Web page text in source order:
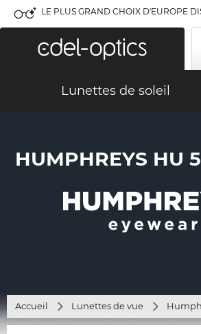
LE PLUS GRAND CHOIX D'EUROPE
Lunettes de soleil
HUMPHREYS HU
Accueil Lunettes de vue